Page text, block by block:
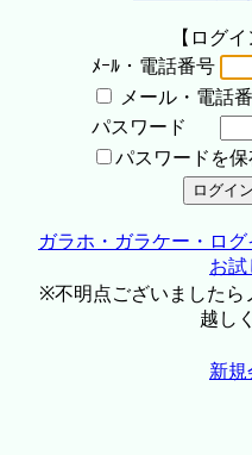
【ログ
ﾒｰﾙ・電話番号
メール・電話
パスワード
パスワードを保
ガラホ・ガラケー・ロ
お試
※不明点ございましたら
越し
新規